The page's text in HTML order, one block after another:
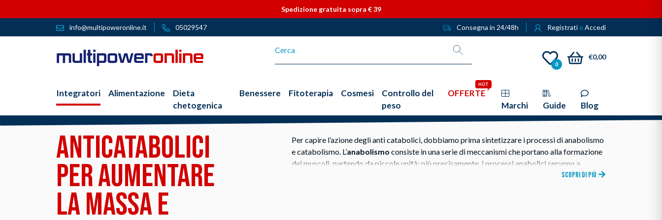
Spedizione gratuita sopra € 39
info@multipoweronline.it 05029547 Consegna in 24/48h Registrati o Accedi
0
€0,00
Integratori Alimentazione
Dieta
chetogenica
Benessere Fitoterapia Cosmesi
Controllo del
peso
OFFERTE
HOT
Marchi Guide Blog
ANTICATABOLICI
PER AUMENTARE
LA MASSA E
Per capire l’azione degli anti catabolici, dobbiamo prima sintetizzare i processi di anabolismo
e catabolismo. L’anabolismo consiste in una serie di meccanismi che portano alla formazione
dei muscoli, partendo da piccole unità; più precisamente, i processi anabolici servono a
generare organi e tessuti, inducendo la crescita e la differenziazione cellulare (come nel caso
SCOPRI DI PIÙ